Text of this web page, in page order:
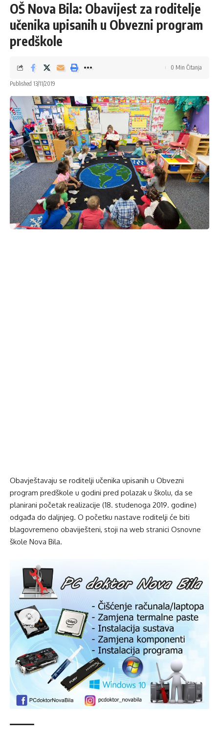
OŠ Nova Bila: Obavijest za roditelje
učenika upisanih u Obvezni program
predškole
Published 13/11/2019
0 Min Čitanja
Obavještavaju se roditelji učenika upisanih u Obvezni
program predškole u godini pred polazak u školu, da se
planirani početak realizacije (18. studenoga 2019. godine)
odgađa do daljnjeg. O početku nastave roditelji će biti
blagovremeno obaviješteni, stoji na web stranici Osnovne
škole Nova Bila.